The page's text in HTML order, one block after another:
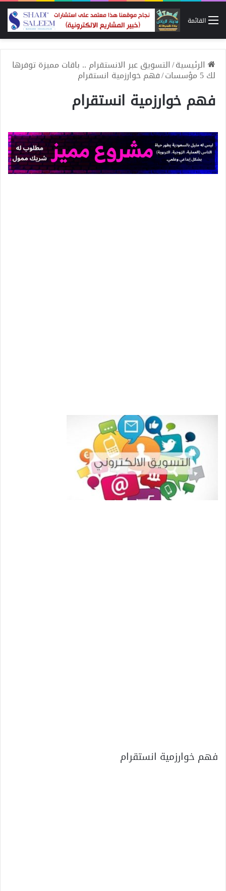
القائمة
الرئيسية/التسويق عبر الانستقرام .. باقات مميزة توفرها
لك 5 مؤسسات /فهم خوارزمية انستقرام
فهم خوارزمية انستقرام
فهم خوارزمية انستقرام